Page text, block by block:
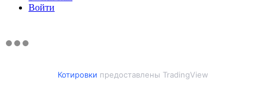
Войти
Котировки предоставлены TradingView